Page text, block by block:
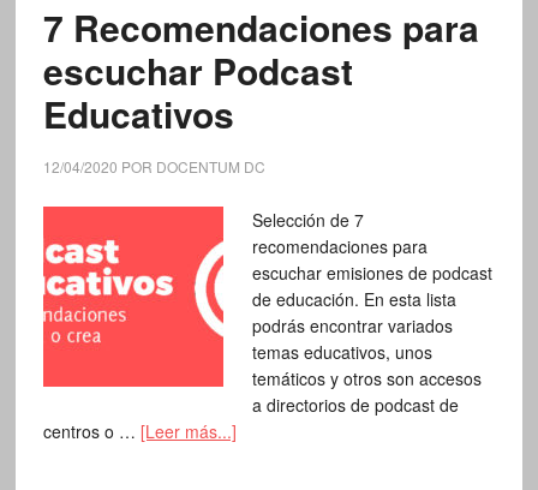
7 Recomendaciones para
escuchar Podcast
Educativos
12/04/2020 POR DOCENTUM DC
Selección de 7
recomendaciones para
escuchar emisiones de podcast
de educación. En esta lista
podrás encontrar variados
temas educativos, unos
temáticos y otros son accesos
a directorios de podcast de
centros o … [Leer más...]